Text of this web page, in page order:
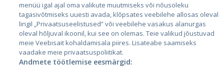
City24.lv CVbankas.lt
menüü igal ajal oma valikute muutmiseks või nõusoleku
tagasivõtmiseks uuesti avada, klõpsates veebilehe allosas oleval
lingil „Privaatsuseelistused” või veebilehe vasakus alanurgas
oleval hõljuval ikoonil, kui see on olemas. Teie valikud jõustuvad
meie Veebisait kohaldamisala piires. Lisateabe saamiseks
vaadake meie privaatsuspoliitikat.
Andmete töötlemise eesmärgid: